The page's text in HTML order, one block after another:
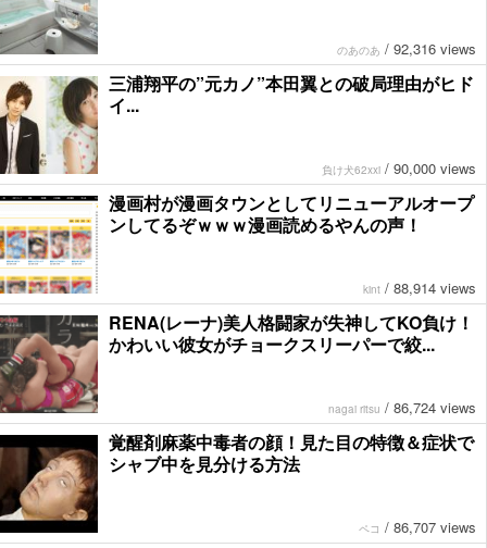
のあのあ / 92,316 views
三浦翔平の”元カノ”本田翼との破局理由がヒド
イ...
負け犬62xxi / 90,000 views
漫画村が漫画タウンとしてリニューアルオープ
ンしてるぞｗｗｗ漫画読めるやんの声！
kint / 88,914 views
RENA(レーナ)美人格闘家が失神してKO負け！
かわいい彼女がチョークスリーパーで絞...
nagai ritsu / 86,724 views
覚醒剤麻薬中毒者の顔！見た目の特徴＆症状で
シャブ中を見分ける方法
ペコ / 86,707 views